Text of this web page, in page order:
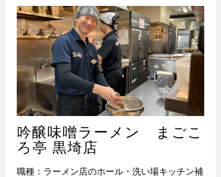
吟醸味噌ラーメン まごこ
ろ亭 黒埼店
職種：ラーメン店のホール・洗い場キッチン補